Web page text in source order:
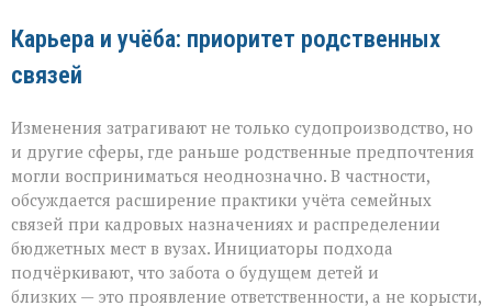
Карьера и учёба: приоритет родственных
связей
Изменения затрагивают не только судопроизводство, но
и другие сферы, где раньше родственные предпочтения
могли восприниматься неоднозначно. В частности,
обсуждается расширение практики учёта семейных
связей при кадровых назначениях и распределении
бюджетных мест в вузах. Инициаторы подхода
подчёркивают, что забота о будущем детей и
близких — это проявление ответственности, а не корысти,